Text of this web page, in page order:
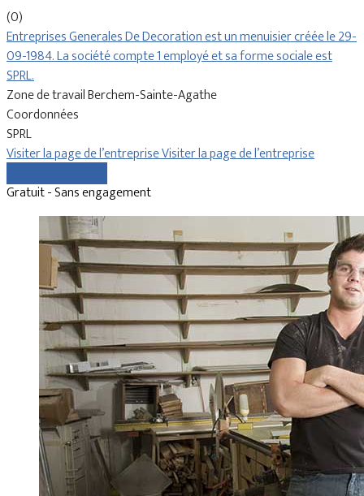
(0)
Entreprises Generales De Decoration est un menuisier créée le 29-
09-1984. La société compte 1 employé et sa forme sociale est
SPRL.
Zone de travail Berchem-Sainte-Agathe
Coordonnées
SPRL
Visiter la page de l’entrepriseVisiter la page de l’entreprise
Gratuit - Sans engagement